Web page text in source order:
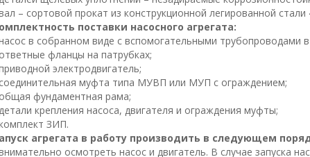
– сортовой прокат из конструкционной легированной стали
поставки насосного агрегата:
в собранном виде с вспомогательными трубопроводами в
фланцы на патрубках;
электродвигатель;
муфта типа МУВП или МУП с ограждением;
фундаментная рама;
крепления насоса, двигателя и ограждения муфты;
ЗИП.
агрегата в работу производить в следующем
осмотреть насос и двигатель. В случае запуска